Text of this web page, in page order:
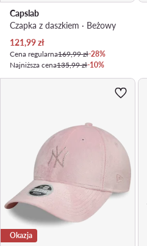
Capslab
Czapka z daszkiem · Beżowy
Aktualna cena
121,99zł
Cena regularna169,99 zł-28%
Najniższa cena135,99 zł-10%
Okazja